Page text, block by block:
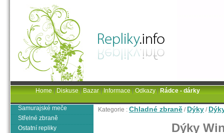
Kategorie : Chladné zbraně / Dýky /
Dýky
Samurajské meče
Střelné zbraně
Ostatní repliky
Home|Diskuse|Bazar|Informace|Odkazy|Rádce - dárky